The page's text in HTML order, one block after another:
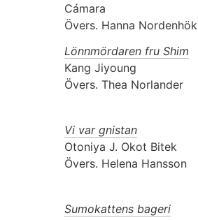
Cámara
Övers. Hanna Nordenhök
Lönnmördaren fru Shim
Kang Jiyoung
Övers. Thea Norlander
Vi var gnistan
Otoniya J. Okot Bitek
Övers. Helena Hansson
Sumokattens bageri